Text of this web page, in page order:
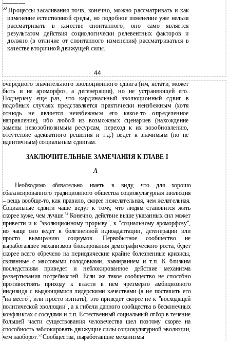
———————
50Процессы засаливания почв, конечно, можно рассматривать и как
изменение естественной среды, но подобное изменение уже нельзя
рассматривать в качестве спонтанного, оно само является
результатом действия социологически релевентных факторов и
должно (в отличие от спонтанного изменения) рассматриваться в
качестве вторичной движущей силы.
44
очередного значительного эволюционного сдвига (им, кстати, может
быть и не ароморфоз, а дегенерация), но не устраняющей его.
Подчеркну еще раз, что кардинальный эволюционный сдвиг в
подобных случаях представляется практически неизбежным (хотя
отнюдь не является неизбежным его какое-то определенное
направление), ибо любой из возможных сценариев (нахождение
замены невозобновимым ресурсам, переход к их возобновлению,
отсутствие адекватного решения и т.д.) ведет к значимым (но не
идентичным) социальным сдвигам.
ЗАКЛЮЧИТЕЛЬНЫЕ ЗАМЕЧАНИЯ К ГЛАВЕ I
A
Необходимо обязательно иметь в виду, что для хорошо
сбалансированного традиционного общества социокультурная эволюция
– вещь вообще-то, как правило, скорее нежелательная, чем желательная.
Социальные сдвиги чаще ведут к тому, что людям становится жить
скорее хуже, чем лучше.51Конечно, действие выше указанных сил может
привести и к "эволюционному прорыву", к "социальному ароморфозу",
но чаще оно ведет к болезненной идиоадаптации, дегенерации или
просто вымиранию социумов. Первобытное сообщество не
выработавшее механизмов блокирования демографического роста, будет
скорее всего обречено на периодические крайне болезненные кризисы,
связанные с массовыми голодовками, вымиранием и т.п. К близким
последствиям приведет и неблокированное действие механизма
развертывания потребностей. Если же такое сообщество не способно
противостоять приходу к власти в нем чрезмерно амбициозного
индивида с выдающимися лидерскими качествами (а не поставить его
"на место", или просто изгнать), это приведет скорее не к "восходящей
политической эволюции", а к гибели данного сообщества в бесконечных
конфликтах с соседями и т.п. Естественный социальный отбор в течение
большей части существования человечества шел поэтому скорее на
способность заблокировать движущие силы социокультурной эволюции,
чем наоборот.52Сообщества, выработавшие механизмы